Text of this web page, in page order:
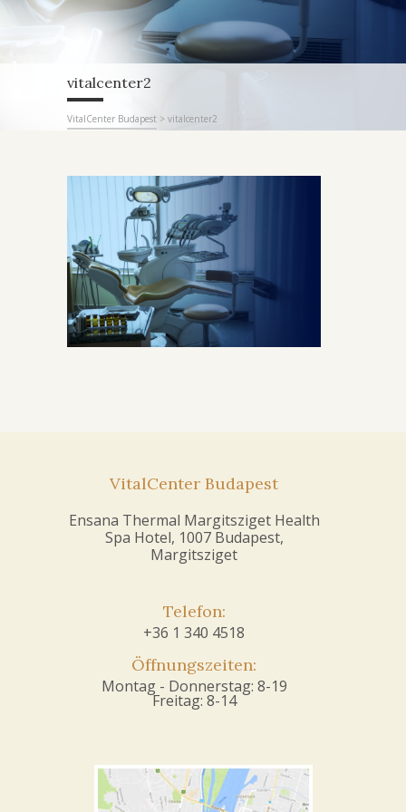
vitalcenter2
VitalCenter Budapest > vitalcenter2
VitalCenter Budapest
Ensana Thermal Margitsziget Health
Spa Hotel, 1007 Budapest,
Margitsziget
Telefon:
+36 1 340 4518
Öffnungszeiten:
Montag - Donnerstag: 8-19
Freitag: 8-14